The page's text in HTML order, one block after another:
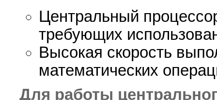
Центральный
требующих
Высокая скорость
математических
Для работы